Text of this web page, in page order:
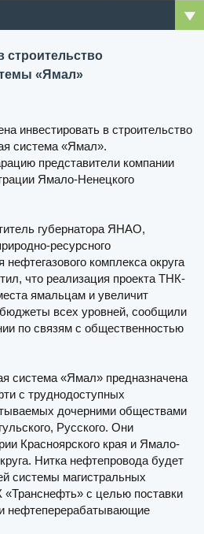
строительство
«Ямал»
инвестировать в строительство
система «Ямал».
представители компании
Ямало-Ненецкого
губернатора ЯНАО,
ресурсного
нефтегазового комплекса округа
что реализация проекта ТНК-
ямальцам и увеличит
всех уровней, сообщили
по связям с общественностью
система «Ямал» предназначена
с труднодоступных
дочерними обществами
Русского. Они
Красноярского края и Ямало-
Нитка нефтепровода будет
системы магистральных
с целью поставки
нефтеперерабатывающие